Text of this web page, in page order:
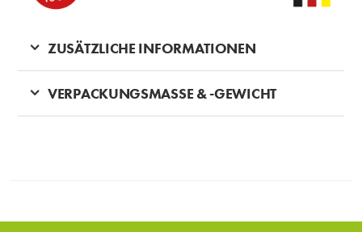
ZUSÄTZLICHE INFORMATIONEN
VERPACKUNGSMASSE & -GEWICHT